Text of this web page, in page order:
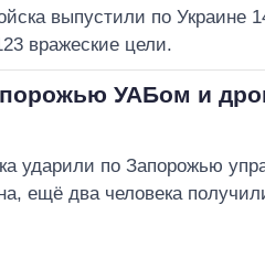
выпустили по Украине
вражеские цели.
УАБом и
ударили по Запорожью
ещё два человека